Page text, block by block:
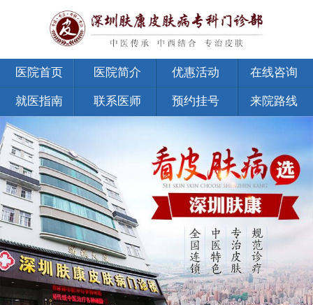
医院首页 医院简介 优惠活动 在线咨询
就医指南 联系医师 预约挂号 来院路线